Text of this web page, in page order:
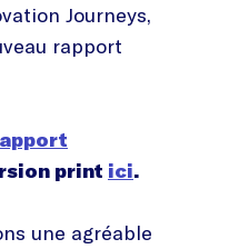
Journeys,
rapport
print ici.
une agréable